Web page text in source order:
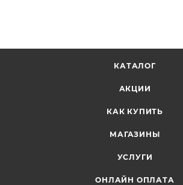
КАТАЛОГ
АКЦИИ
КАК КУПИТЬ
МАГАЗИНЫ
УСЛУГИ
ОНЛАЙН ОПЛАТА